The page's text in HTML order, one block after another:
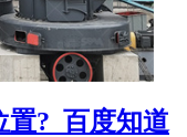
?_百度知道